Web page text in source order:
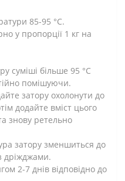
85-95 °C.
у пропорції 1 кг на
суміші більше 95 °C
помішуючи.
затору охолонути до
додайте вміст цього
знову ретельно
затору зменшиться до
дріжджами.
2-7 днів відповідно до